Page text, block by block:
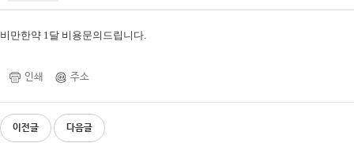
비만한약 1달 비용문의드립니다.
인쇄 주소
이전글 다음글